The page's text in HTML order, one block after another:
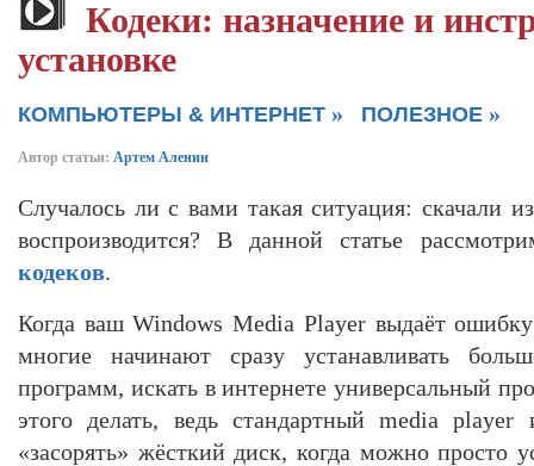
Кодеки: назначение и
установке
КОМПЬЮТЕРЫ & ИНТЕРНЕТ » ПОЛЕЗНОЕ »
Автор статьи: Артем Аленин
Случалось ли с вами такая ситуация: скачали
воспроизводится? В данной статье
кодеков.
Когда ваш Windows Media Player выдаёт ошибку
многие начинают сразу устанавливать
программ, искать в интернете универсальный
этого делать, ведь стандартный media
«засорять» жёсткий диск, когда можно просто